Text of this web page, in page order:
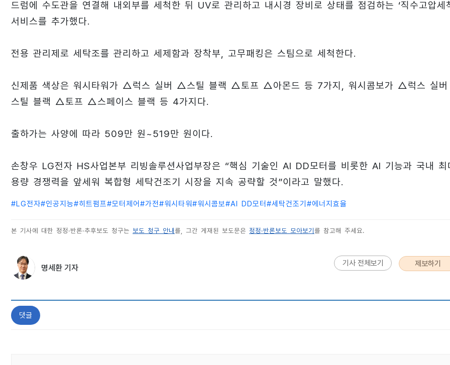
드럼에 수도관을 연결해 내외부를 세척한 뒤 UV로 관리하고 내시경 장비로 상태를 점검하는 ‘직수고압세
서비스를 추가했다.
전용 관리제로 세탁조를 관리하고 세제함과 장착부, 고무패킹은 스팀으로 세척한다.
신제품 색상은 워시타워가 △럭스 실버 △스틸 블랙 △토프 △아몬드 등 7가지, 워시콤보가 △럭스 실
스틸 블랙 △토프 △스페이스 블랙 등 4가지다.
출하가는 사양에 따라 509만 원~519만 원이다.
손창우 LG전자 HS사업본부 리빙솔루션사업부장은 “핵심 기술인 AI DD모터를 비롯한 AI 기능과 국내 최
용량 경쟁력을 앞세워 복합형 세탁건조기 시장을 지속 공략할 것”이라고 말했다.
#LG전자#인공지능#히트펌프#모터제어 #가전#워시타워#워시콤보#AI DD모터 #세탁건조기 #에너지효율
본 기사에 대한 정정·반론·추후보도 청구는 보도 청구 안내 를, 그간 게재된 보도문은 정정·반론보도 모아보기 를 참고해 주세요.
명세환 기자 기사 전체보기 제보하기
댓글